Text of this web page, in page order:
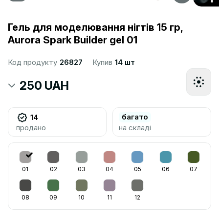
Гель для моделювання нігтів 15 гр,
Aurora Spark Builder gel 01
Код продукту 26827 Купив 14 шт
250 UAH
14
продано
багато
на складі
01 02 03 04 05 06 07
08 09 10 11 12